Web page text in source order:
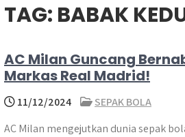
TAG: BABAK
AC Milan Guncang
Markas Real Madrid!
11/12/2024
SEPAK BOLA
AC Milan mengejutkan dunia sepak